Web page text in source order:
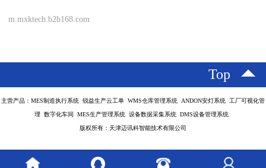
m.mxktech.b2b168.com
Top
主营产品：MES制造执行系统 锐益生产云工单 WMS仓库管理系统 ANDON安灯系统 工厂可视化管
理 数字化车间 MES生产管理系统 设备数据采集系统 DMS设备管理系统
版权所有：天津迈讯科智能技术有限公司